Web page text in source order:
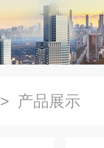
> 产品展示